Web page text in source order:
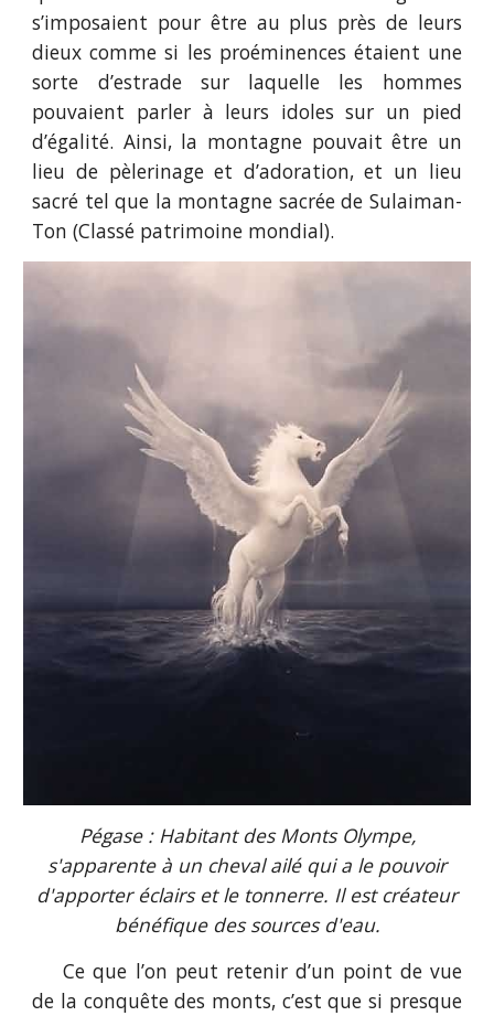
s’imposaient pour être au plus près de leurs
dieux comme si les proéminences étaient une
sorte d’estrade sur laquelle les hommes
pouvaient parler à leurs idoles sur un pied
d’égalité. Ainsi, la montagne pouvait être un
lieu de pèlerinage et d’adoration, et un lieu
sacré tel que la montagne sacrée de Sulaiman-
Ton (Classé patrimoine mondial).
Pégase : Habitant des Monts Olympe,
s'apparente à un cheval ailé qui a le pouvoir
d'apporter éclairs et le tonnerre. Il est créateur
bénéfique des sources d'eau.
Ce que l’on peut retenir d’un point de vue
de la conquête des monts, c’est que si presque